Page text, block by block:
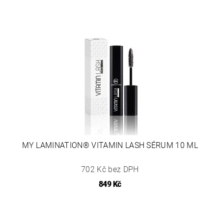
MY LAMINATION® VITAMIN LASH SÉRUM 10 ML
702 Kč bez DPH
849 Kč